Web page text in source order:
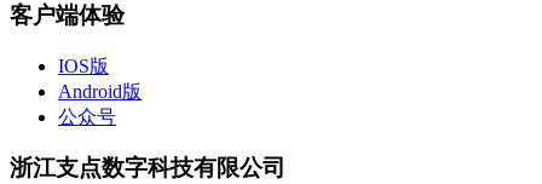
客户端体验
IOS版
Android版
公众号
浙江支点数字科技有限公司